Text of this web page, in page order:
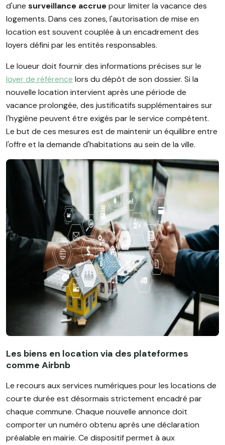
d'une surveillance accruepour limiter la vacance des
logements. Dans ces zones, l'autorisation de mise en
location est souvent couplée à un encadrement des
loyers défini par les entités responsables.
Le loueur doit fournir des informations précises sur le
loyer de référence lors du dépôt de son dossier. Si la
nouvelle location intervient après une période de
vacance prolongée, des justificatifs supplémentaires sur
l'hygiène peuvent être exigés par le service compétent.
Le but de ces mesures est de maintenir un équilibre entre
l'offre et la demande d'habitations au sein de la ville.
Les biens en location via des plateformes
comme Airbnb
Le recours aux services numériques pour les locations de
courte durée est désormais strictement encadré par
chaque commune. Chaque nouvelle annonce doit
comporter un numéro obtenu après une déclaration
préalable en mairie. Ce dispositif permet à aux